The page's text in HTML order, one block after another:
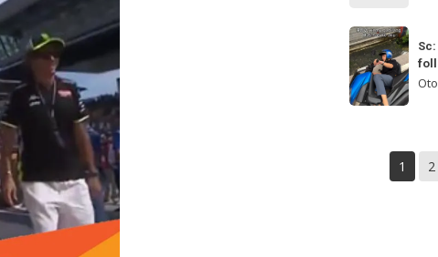
follow
@otomtalk
Sc:
“
browse
follow
Sc:
meyshafiandi
“
browse
1 2